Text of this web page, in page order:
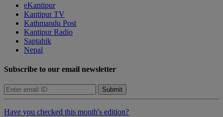
eKantipur
Kantipur TV
Kathmandu Post
Kantipur Radio
Saptahik
Nepal
Subscribe to our email newsletter
Submit
Have you checked this month's edition?